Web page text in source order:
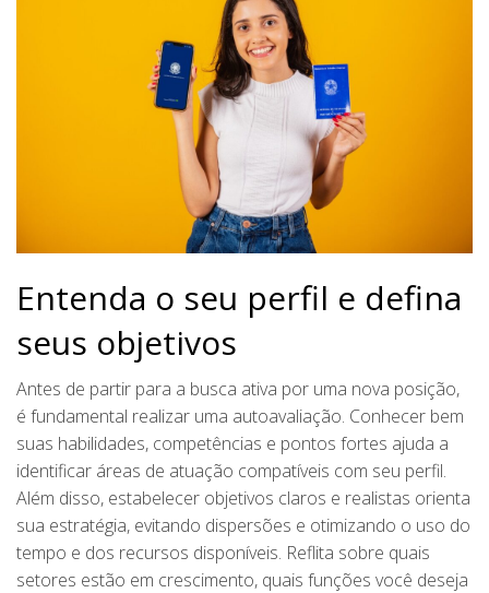
Entenda o seu perfil e defina
seus objetivos
Antes de partir para a busca ativa por uma nova posição,
é fundamental realizar uma autoavaliação. Conhecer bem
suas habilidades, competências e pontos fortes ajuda a
identificar áreas de atuação compatíveis com seu perfil.
Além disso, estabelecer objetivos claros e realistas orienta
sua estratégia, evitando dispersões e otimizando o uso do
tempo e dos recursos disponíveis. Reflita sobre quais
setores estão em crescimento, quais funções você deseja